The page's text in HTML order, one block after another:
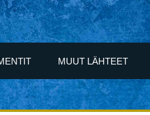
MUUT LÄHTEET